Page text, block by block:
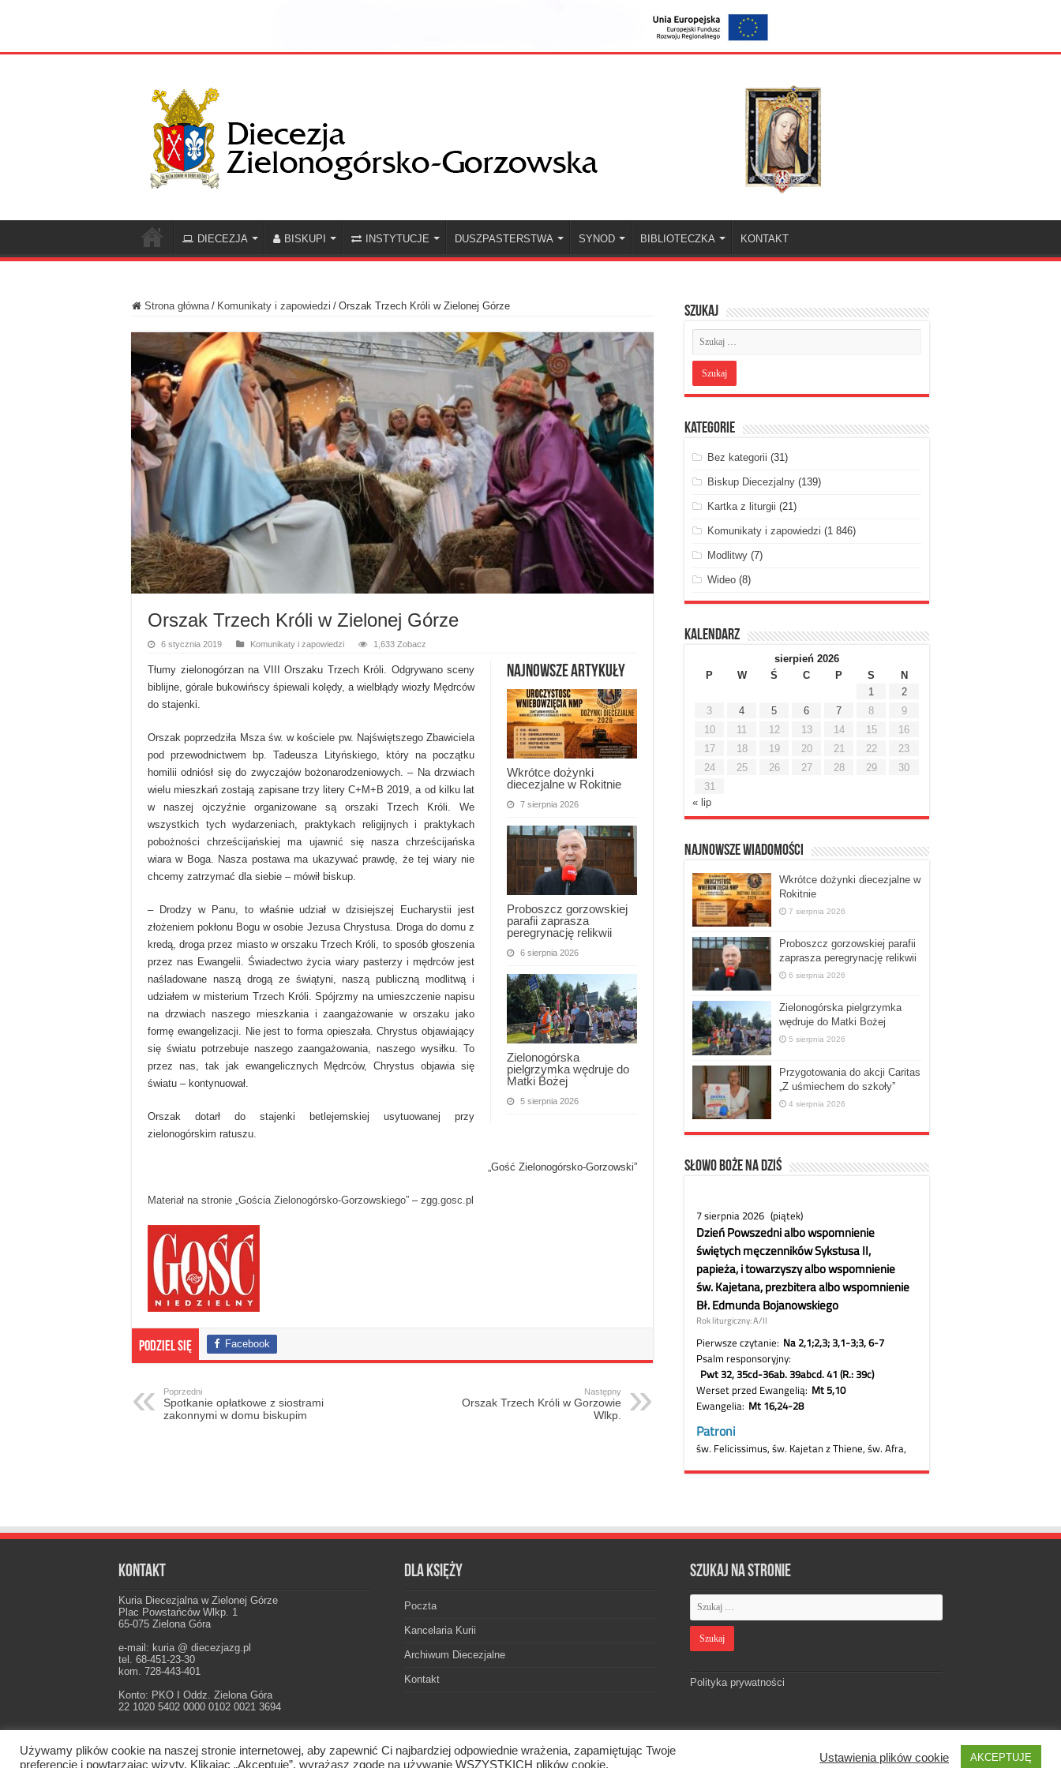
DIECEZJA BISKUPI INSTYTUCJE DUSZPASTERSTWA SYNOD BIBLIOTECZKA KONTAKT
Strona główna / Komunikaty i zapowiedzi / Orszak Trzech Króli w Zielonej Górze
Orszak Trzech Króli w Zielonej Górze
6 stycznia 2019 Komunikaty i zapowiedzi 1,633 Zobacz
Najnowsze artykuły
Wkrótce dożynki
diecezjalne w Rokitnie
7 sierpnia 2026
Proboszcz gorzowskiej
parafii zaprasza
peregrynację relikwii
6 sierpnia 2026
Zielonogórska
pielgrzymka wędruje do
Matki Bożej
5 sierpnia 2026
Tłumy zielonogórzan na VIII Orszaku Trzech Króli. Odgrywano sceny
biblijne, górale bukowińscy śpiewali kolędy, a wielbłądy wiozły Mędrców
do stajenki.
Orszak poprzedziła Msza św. w kościele pw. Najświętszego Zbawiciela
pod przewodnictwem bp. Tadeusza Lityńskiego, który na początku
homilii odniósł się do zwyczajów bożonarodzeniowych. – Na drzwiach
wielu mieszkań zostają zapisane trzy litery C+M+B 2019, a od kilku lat
w naszej ojczyźnie organizowane są orszaki Trzech Króli. We
wszystkich tych wydarzeniach, praktykach religijnych i praktykach
pobożności chrześcijańskiej ma ujawnić się nasza chrześcijańska
wiara w Boga. Nasza postawa ma ukazywać prawdę, że tej wiary nie
chcemy zatrzymać dla siebie – mówił biskup.
– Drodzy w Panu, to właśnie udział w dzisiejszej Eucharystii jest
złożeniem pokłonu Bogu w osobie Jezusa Chrystusa. Droga do domu z
kredą, droga przez miasto w orszaku Trzech Króli, to sposób głoszenia
przez nas Ewangelii. Świadectwo życia wiary pasterzy i mędrców jest
naśladowane naszą drogą ze świątyni, naszą publiczną modlitwą i
udziałem w misterium Trzech Króli. Spójrzmy na umieszczenie napisu
na drzwiach naszego mieszkania i zaangażowanie w orszaku jako
formę ewangelizacji. Nie jest to forma opieszała. Chrystus objawiający
się światu potrzebuje naszego zaangażowania, naszego wysiłku. To
przez nas, tak jak ewangelicznych Mędrców, Chrystus objawia się
światu – kontynuował.
Orszak dotarł do stajenki betlejemskiej usytuowanej przy
zielonogórskim ratuszu.
„Gość Zielonogórsko-Gorzowski”
Materiał na stronie „Gościa Zielonogórsko-Gorzowskiego” – zgg.gosc.pl
Podziel się Facebook
Poprzedni
Spotkanie opłatkowe z siostrami
zakonnymi w domu biskupim
Następny
Orszak Trzech Króli w Gorzowie
Wlkp.
Szukaj
Kategorie
Bez kategorii (31)
Biskup Diecezjalny(139)
Kartka z liturgii (21)
Komunikaty i zapowiedzi (1 846)
Modlitwy(7)
Wideo(8)
Kalendarz
sierpień 2026
P
W Ś C P S
N
1
2
3
4 5 6 7 8
9
10
11 12 13 14 15
16
17
18 19 20 21 22
23
24
25 26 27 28 29
30
31
« lip
Najnowsze Wiadomości
Wkrótce dożynki diecezjalne w
Rokitnie
7 sierpnia 2026
Proboszcz gorzowskiej parafii
zaprasza peregrynację relikwii
6 sierpnia 2026
Zielonogórska pielgrzymka
wędruje do Matki Bożej
5 sierpnia 2026
Przygotowania do akcji Caritas
„Z uśmiechem do szkoły”
4 sierpnia 2026
Słowo Boże na dziś
Kontakt
Kuria Diecezjalna w Zielonej Górze
Plac Powstańców Wlkp. 1
65-075 Zielona Góra
e-mail: kuria @ diecezjazg.pl
tel. 68-451-23-30
kom. 728-443-401
Konto: PKO I Oddz. Zielona Góra
22 1020 5402 0000 0102 0021 3694
Dla księży
Poczta
Kancelaria Kurii
Archiwum Diecezjalne
Kontakt
Szukaj na stronie
Polityka prywatności
Designed byWebdawid
Oficjalna strona Diecezji Zielonogórsko-Gorzowskiej. © 2026. Wszelkie prawa zastrzeżone.
Używamy plików cookie na naszej stronie internetowej, aby zapewnić Ci najbardziej odpowiednie wrażenia, zapamiętując Twoje
preferencje i powtarzając wizyty. Klikając „Akceptuję”, wyrażasz zgodę na używanie WSZYSTKICH plików cookie.
Ustawienia plików cookie AKCEPTUJĘ